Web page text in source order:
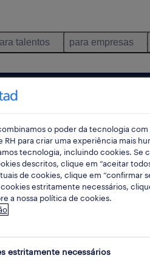
talentos para empresas
o poder da tecnologia com
RH para criar uma experiência mais
tecnologia, incluindo cookies. Se
descritos, clique em “aceitar
de cookies, clique em “confirmar
estritamente necessários,
a nossa política de cookies.
estritamente necessários